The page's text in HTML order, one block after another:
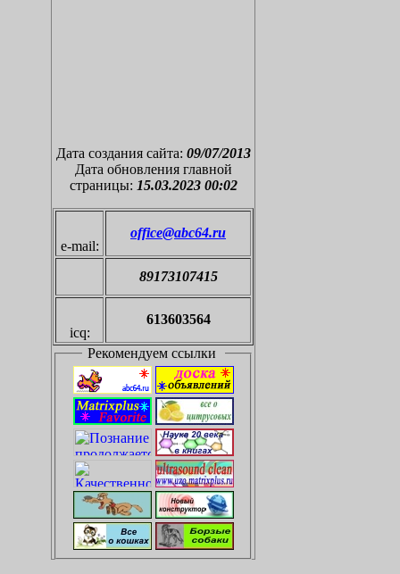
Дата создания сайта: 09/07/2013
Дата обновления главной
страницы: 15.03.2023 00:02
e-mail:
office@abc64.ru
89173107415
icq:
613603564
Рекомендуем ссылки